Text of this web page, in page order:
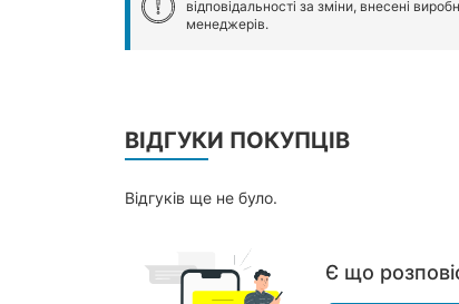
відповідальності за зміни, внесені
менеджерів.
ВІДГУКИ ПОКУПЦІВ
Відгуків ще не було.
Є що